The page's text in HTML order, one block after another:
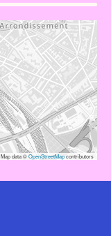
Map data ©OpenStreetMapcontributors